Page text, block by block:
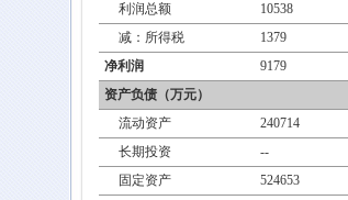
利润总额
10538
减：所得税
1379
净利润
9179
资产负债（万元）
流动资产
240714
长期投资
--
固定资产
524653